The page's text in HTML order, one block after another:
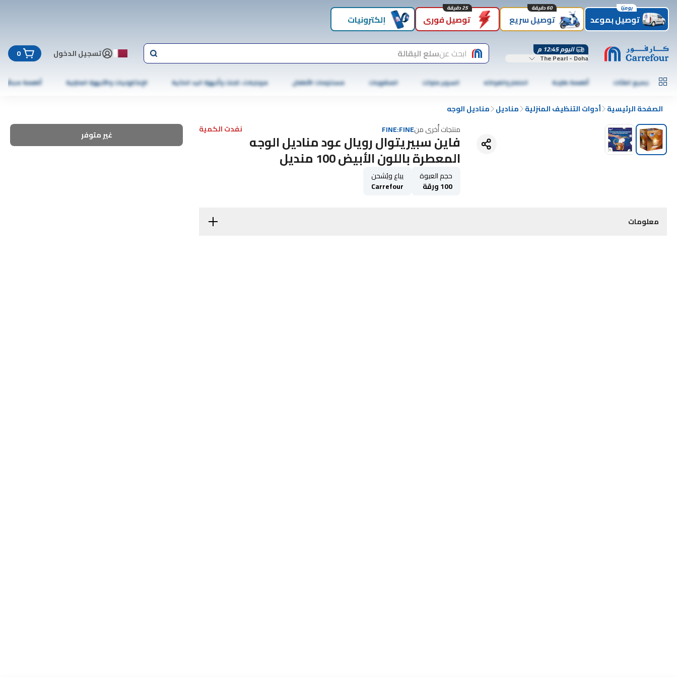
توصيل بموعد
يوميًا
توصيل سريع
60 دقيقة
توصيل فوري
25 دقيقة
إلكترونيات
اليوم 12:45 م
The Pearl - Doha ابحث عنسلع البقالة تسجيل الدخول 0
جميع الفئات أطعمة طازجة الخضار والفواكه السوبر ماركت المشروبات مستلزمات الأطفال موبايلات، تابلت وأجهزة اليد الذكية الإلكترونيات والأجهزة المنزلية أطعمة مجمّدة
الصفحة الرئيسية أدوات التنظيف المنزلية مناديل مناديل الوجه
منتجات أُخرى منFINE:FINE نفدت الكمية
فاين سبيريتوال رويال عود مناديل الوجه
المعطرة باللون الأبيض 100 منديل
حجم العبوة
100 ورقة
يباع ويُشحن
Carrefour
غير متوفر
معلومات